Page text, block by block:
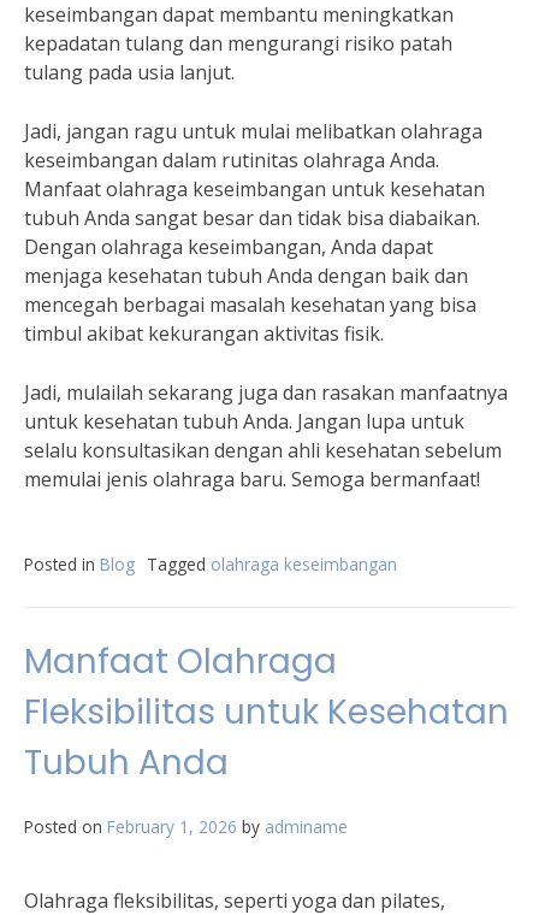
keseimbangan dapat membantu meningkatkan
kepadatan tulang dan mengurangi risiko patah
tulang pada usia lanjut.
Jadi, jangan ragu untuk mulai melibatkan olahraga
keseimbangan dalam rutinitas olahraga Anda.
Manfaat olahraga keseimbangan untuk kesehatan
tubuh Anda sangat besar dan tidak bisa diabaikan.
Dengan olahraga keseimbangan, Anda dapat
menjaga kesehatan tubuh Anda dengan baik dan
mencegah berbagai masalah kesehatan yang bisa
timbul akibat kekurangan aktivitas fisik.
Jadi, mulailah sekarang juga dan rasakan manfaatnya
untuk kesehatan tubuh Anda. Jangan lupa untuk
selalu konsultasikan dengan ahli kesehatan sebelum
memulai jenis olahraga baru. Semoga bermanfaat!
Posted in Blog Tagged olahraga keseimbangan
Manfaat Olahraga
Fleksibilitas untuk Kesehatan
Tubuh Anda
Posted on February 1, 2026 by adminame
Olahraga fleksibilitas, seperti yoga dan pilates,